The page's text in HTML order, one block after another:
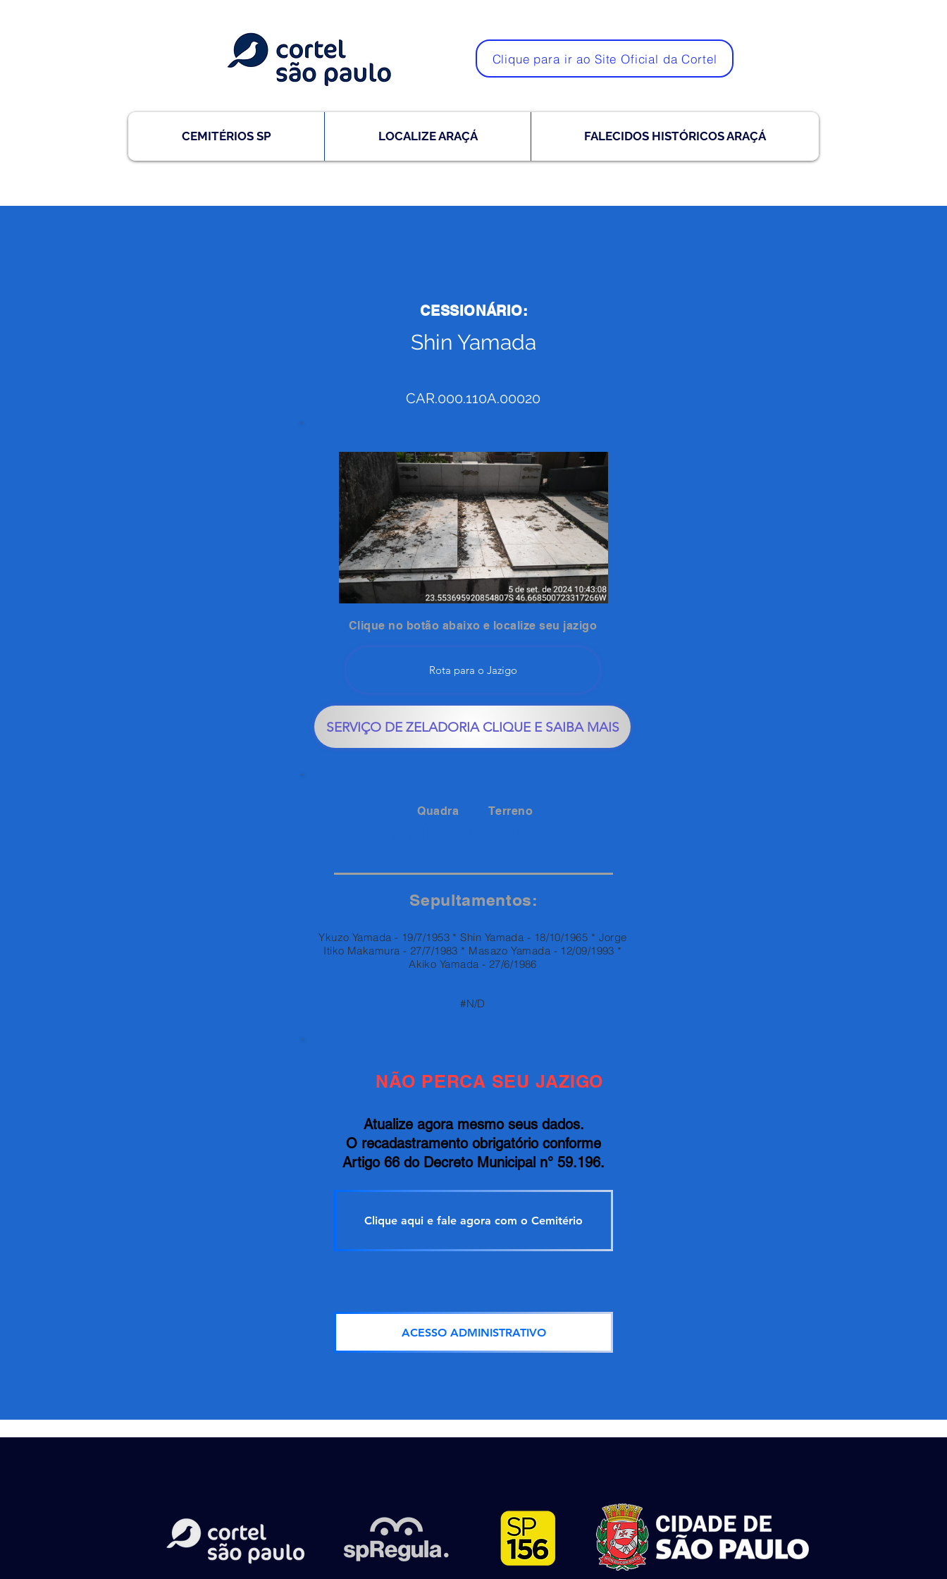
Clique para ir ao Site Oficial da Cortel
CEMITÉRIOS SP LOCALIZE ARAÇÁ FALECIDOS HISTÓRICOS ARAÇÁ
CESSIONÁRIO:
Shin Yamada
CAR.000.110A.00020
Clique no botão abaixo e localize seu jazigo
Rota para o Jazigo
SERVIÇO DE ZELADORIA CLIQUE E SAIBA MAIS
Quadra Terreno
Sepultamentos:
Ykuzo Yamada - 19/7/1953 * Shin Yamada - 18/10/1965 * Jorge
Itiko Makamura - 27/7/1983 * Masazo Yamada - 12/09/1993 *
Akiko Yamada - 27/6/1986
#N/D
NÃO PERCA SEU JAZIGO
Atualize agora mesmo seus dados.
O recadastramento obrigatório conforme
Artigo 66 do Decreto Municipal n° 59.196.
Clique aqui e fale agora com o Cemitério
ACESSO ADMINISTRATIVO